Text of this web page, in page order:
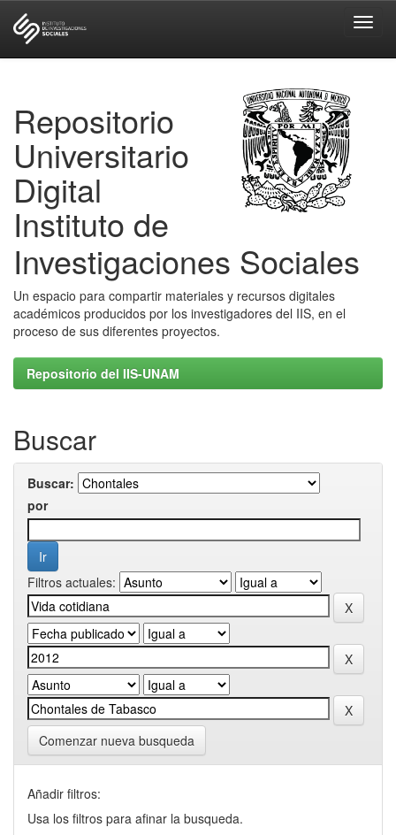
Repositorio
Universitario
Digital
Instituto de
Investigaciones Sociales
Un espacio para compartir materiales y recursos digitales
académicos producidos por los investigadores del IIS, en el
proceso de sus diferentes proyectos.
Repositorio del IIS-UNAM
Buscar
Buscar:
por
Filtros actuales:
Comenzar nueva busqueda
Añadir filtros:
Usa los filtros para afinar la busqueda.